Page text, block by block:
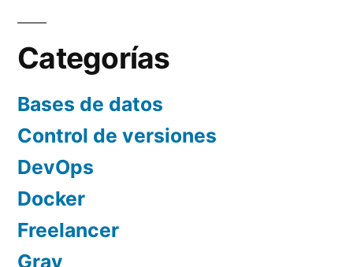
Categorías
Bases de datos
Control de versiones
DevOps
Docker
Freelancer
Grav